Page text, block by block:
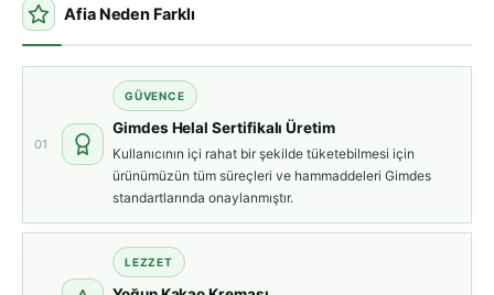
Afia Neden Farklı
01
GÜVENCE
Gimdes Helal Sertifikalı Üretim
Kullanıcının içi rahat bir şekilde tüketebilmesi için
ürünümüzün tüm süreçleri ve hammaddeleri Gimdes
standartlarında onaylanmıştır.
LEZZET